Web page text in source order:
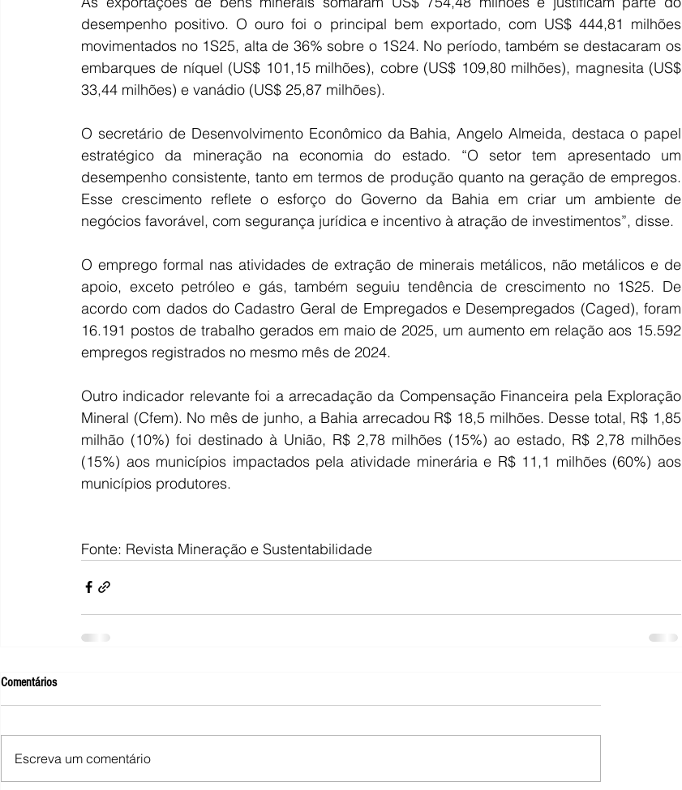
desempenho positivo. O ouro foi o principal bem exportado, com US$ 444,81 milhões
movimentados no 1S25, alta de 36% sobre o 1S24. No período, também se destacaram os
embarques de níquel (US$ 101,15 milhões), cobre (US$ 109,80 milhões), magnesita (US$
33,44 milhões) e vanádio (US$ 25,87 milhões).
O secretário de Desenvolvimento Econômico da Bahia, Angelo Almeida, destaca o papel
estratégico da mineração na economia do estado. “O setor tem apresentado um
desempenho consistente, tanto em termos de produção quanto na geração de empregos.
Esse crescimento reflete o esforço do Governo da Bahia em criar um ambiente de
negócios favorável, com segurança jurídica e incentivo à atração de investimentos”, disse.
O emprego formal nas atividades de extração de minerais metálicos, não metálicos e de
apoio, exceto petróleo e gás, também seguiu tendência de crescimento no 1S25. De
acordo com dados do Cadastro Geral de Empregados e Desempregados (Caged), foram
16.191 postos de trabalho gerados em maio de 2025, um aumento em relação aos 15.592
empregos registrados no mesmo mês de 2024.
Outro indicador relevante foi a arrecadação da Compensação Financeira pela Exploração
Mineral (Cfem). No mês de junho, a Bahia arrecadou R$ 18,5 milhões. Desse total, R$ 1,85
milhão (10%) foi destinado à União, R$ 2,78 milhões (15%) ao estado, R$ 2,78 milhões
(15%) aos municípios impactados pela atividade minerária e R$ 11,1 milhões (60%) aos
municípios produtores.
Fonte: Revista Mineração e Sustentabilidade
Comentários
Escreva um comentário